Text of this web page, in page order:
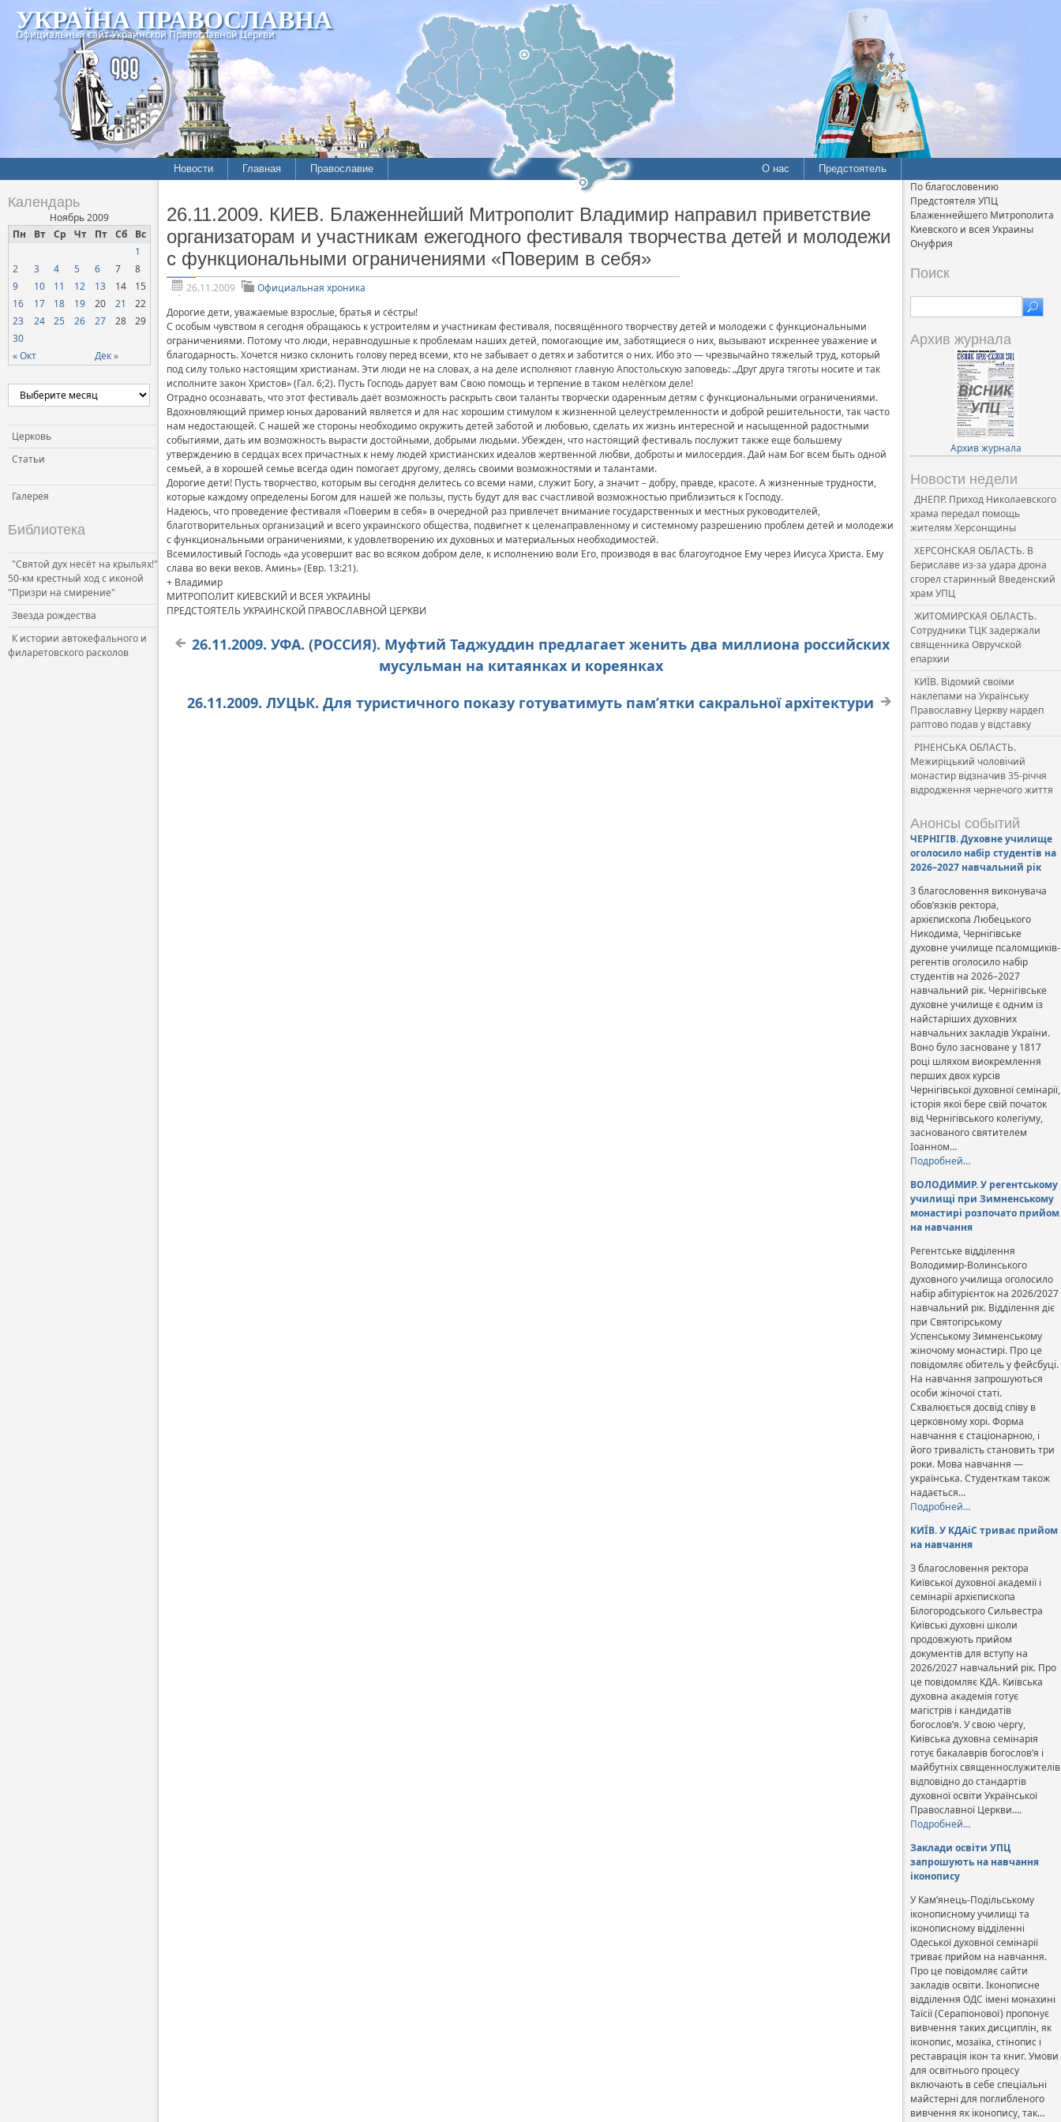
УКРАЇНА ПРАВОСЛАВНА
Официальный сайт Украинской Православной Церкви
Новости
Межконфессиональные
Нарушения прав
верующих
Официальная хроника
Расколы, ереси, секты
СОЦИАЛЬНОЕ
СЛУЖЕНИЕ
Церковь и власть
Церковь и общество
Церковь и СМИ
Главная Православие
История
Митрополиты
Хроники
О нас Предстоятель
Календарь
Ноябрь 2009
Пн
Вт Ср Чт Пт Сб Вс
« Окт Дек »
1
2
3 4 5 6 7
8
9
10 11 12 13 14
15
16
17 18 19 20 21
22
23
24 25 26 27 28
29
30
Церковь
Статьи
Галерея
Библиотека
"Святой дух несёт на крыльях!"
50-км крестный ход с иконой
"Призри на смирение"
Звезда рождества
К истории автокефального и
филаретовского расколов
26.11.2009. КИЕВ. Блаженнейший Митрополит Владимир направил приветствие
организаторам и участникам ежегодного фестиваля творчества детей и молодежи
с функциональными ограничениями «Поверим в себя»
26.11.2009
Официальная хроника
Дорогие дети, уважаемые взрослые, братья и сёстры!
С особым чувством я сегодня обращаюсь к устроителям и участникам фестиваля, посвящённого творчеству детей и молодежи с функциональными
ограничениями. Потому что люди, неравнодушные к проблемам наших детей, помогающие им, заботящиеся о них, вызывают искреннее уважение и
благодарность. Хочется низко склонить голову перед всеми, кто не забывает о детях и заботится о них. Ибо это — чрезвычайно тяжелый труд, который
под силу только настоящим христианам. Эти люди не на словах, а на деле исполняют главную Апостольскую заповедь: „Друг друга тяготы носите и так
исполните закон Христов» (Гал. 6;2). Пусть Господь дарует вам Свою помощь и терпение в таком нелёгком деле!
Отрадно осознавать, что этот фестиваль даёт возможность раскрыть свои таланты творчески одаренным детям с функциональными ограничениями.
Вдохновляющий пример юных дарований является и для нас хорошим стимулом к жизненной целеустремленности и доброй решительности, так часто
нам недостающей. С нашей же стороны необходимо окружить детей заботой и любовью, сделать их жизнь интересной и насыщенной радостными
событиями, дать им возможность вырасти достойными, добрыми людьми. Убежден, что настоящий фестиваль послужит также еще большему
утверждению в сердцах всех причастных к нему людей христианских идеалов жертвенной любви, доброты и милосердия. Дай нам Бог всем быть одной
семьей, а в хорошей семье всегда один помогает другому, делясь своими возможностями и талантами.
Дорогие дети! Пусть творчество, которым вы сегодня делитесь со всеми нами, служит Богу, а значит – добру, правде, красоте. А жизненные трудности,
которые каждому определены Богом для нашей же пользы, пусть будут для вас счастливой возможностью приблизиться к Господу.
Надеюсь, что проведение фестиваля «Поверим в себя» в очередной раз привлечет внимание государственных и местных руководителей,
благотворительных организаций и всего украинского общества, подвигнет к целенаправленному и системному разрешению проблем детей и молодежи
с функциональными ограничениями, к удовлетворению их духовных и материальных необходимостей.
Всемилостивый Господь «да усовершит вас во всяком добром деле, к исполнению воли Его, производя в вас благоугодное Ему через Иисуса Христа. Ему
слава во веки веков. Аминь» (Евр. 13:21).
+ Владимир
МИТРОПОЛИТ КИЕВСКИЙ И ВСЕЯ УКРАИНЫ
ПРЕДСТОЯТЕЛЬ УКРАИНСКОЙ ПРАВОСЛАВНОЙ ЦЕРКВИ
26.11.2009. УФА. (РОССИЯ). Муфтий Таджуддин предлагает женить два миллиона российских
мусульман на китаянках и кореянках
26.11.2009. ЛУЦЬК. Для туристичного показу готуватимуть пам’ятки сакральної архітектури
По благословению
Предстоятеля УПЦ
Блаженнейшего Митрополита
Киевского и всея Украины
Онуфрия
Поиск
Архив журнала
Архив журнала
Новости недели
ДНЕПР. Приход Николаевского
храма передал помощь
жителям Херсонщины
ХЕРСОНСКАЯ ОБЛАСТЬ. В
Бериславе из-за удара дрона
сгорел старинный Введенский
храм УПЦ
ЖИТОМИРСКАЯ ОБЛАСТЬ.
Сотрудники ТЦК задержали
священника Овручской
епархии
КИЇВ. Відомий своїми
наклепами на Українську
Православну Церкву нардеп
раптово подав у відставку
РІНЕНСЬКА ОБЛАСТЬ.
Межиріцький чоловічий
монастир відзначив 35-річчя
відродження чернечого життя
Анонсы событий
ЧЕРНІГІВ. Духовне училище
оголосило набір студентів на
2026–2027 навчальний рік
З благословення виконувача
обов’язків ректора,
архієпископа Любецького
Никодима, Чернігівське
духовне училище псаломщиків-
регентів оголосило набір
студентів на 2026–2027
навчальний рік. Чернігівське
духовне училище є одним із
найстаріших духовних
навчальних закладів України.
Воно було засноване у 1817
році шляхом виокремлення
перших двох курсів
Чернігівської духовної семінарії,
історія якої бере свій початок
від Чернігівського колегіуму,
заснованого святителем
Іоанном…
Подробней…
ВОЛОДИМИР. У регентському
училищі при Зимненському
монастирі розпочато прийом
на навчання
Регентське відділення
Володимир-Волинського
духовного училища оголосило
набір абітурієнток на 2026/2027
навчальний рік. Відділення діє
при Святогірському
Успенському Зимненському
жіночому монастирі. Про це
повідомляє обитель у фейсбуці.
На навчання запрошуються
особи жіночої статі.
Схвалюється досвід співу в
церковному хорі. Форма
навчання є стаціонарною, і
його тривалість становить три
роки. Мова навчання —
українська. Студенткам також
надається…
Подробней…
КИЇВ. У КДАіС триває прийом
на навчання
З благословення ректора
Київської духовної академії і
семінарії архієпископа
Білогородського Сильвестра
Київські духовні школи
продовжують прийом
документів для вступу на
2026/2027 навчальний рік. Про
це повідомляє КДА. Київська
духовна академія готує
магістрів і кандидатів
богослов’я. У свою чергу,
Київська духовна семінарія
готує бакалаврів богослов’я і
майбутніх священнослужителів
відповідно до стандартів
духовної освіти Української
Православної Церкви….
Подробней…
Заклади освіти УПЦ
запрошують на навчання
іконопису
У Кам’янець-Подільському
іконописному училищі та
іконописному відділенні
Одеської духовної семінарії
триває прийом на навчання.
Про це повідомляє сайти
закладів освіти. Іконописне
відділення ОДС імені монахині
Таїсії (Серапіонової) пропонує
вивчення таких дисциплін, як
іконопис, мозаїка, стінопис і
реставрація ікон та книг. Умови
для освітнього процесу
включають в себе спеціальні
майстерні для поглибленого
вивчення як іконопису, так…